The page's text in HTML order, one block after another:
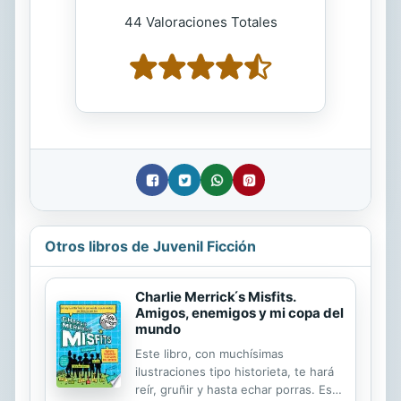
44 Valoraciones Totales
Otros libros de Juvenil Ficción
Charlie Merrick ́s Misfits.
Amigos, enemigos y mi copa del
mundo
Este libro, con muchísimas
ilustraciones tipo historieta, te hará
reír, gruñir y hasta echar porras. Es